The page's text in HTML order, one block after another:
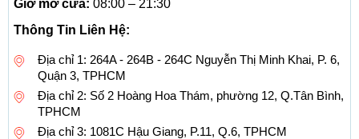
Giờ mở cửa: 08:00 – 21:30
Thông Tin Liên Hệ:
Địa chỉ 1: 264A - 264B - 264C Nguyễn Thị Minh Khai, P. 6,
Quận 3, TPHCM
Địa chỉ 2: Số 2 Hoàng Hoa Thám, phường 12, Q.Tân Bình,
TPHCM
Địa chỉ 3: 1081C Hậu Giang, P.11, Q.6, TPHCM